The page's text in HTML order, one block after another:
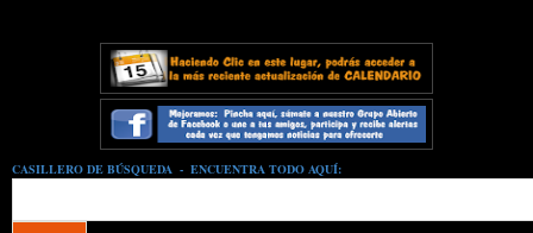
CASILLERO DE BÚSQUEDA - ENCUENTRA TODO AQUÍ: